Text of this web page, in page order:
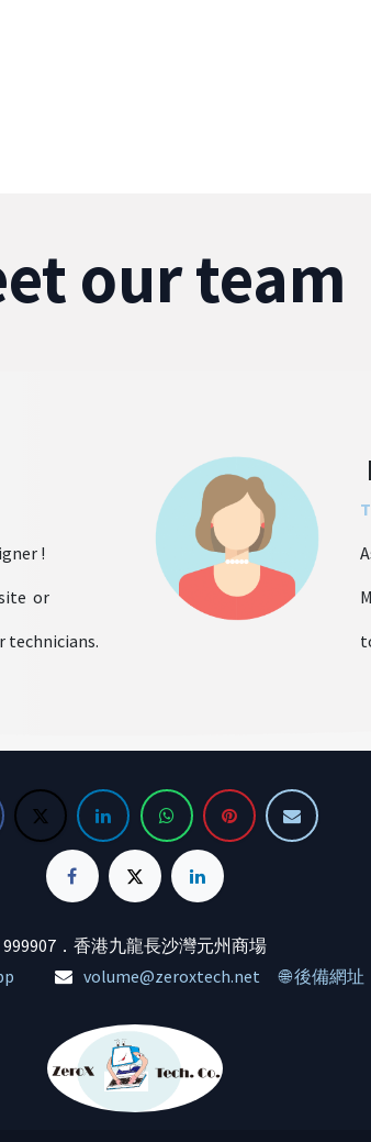
our team
!
or
technicians.
999907．香港九龍長沙灣元州商場
volume@zeroxtech.net 🌐 後備網址